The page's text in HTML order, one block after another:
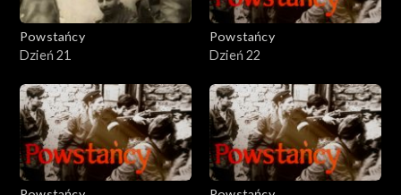
Powstańcy
Dzień 21
Powstańcy
Dzień 22